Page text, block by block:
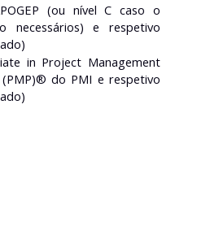
(ou nível C caso o
necessários) e respetivo
in Project Management
do PMI e respetivo